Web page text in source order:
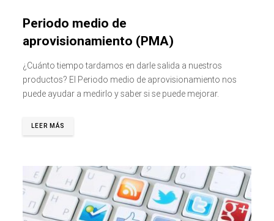
Periodo medio de
aprovisionamiento (PMA)
¿Cuánto tiempo tardamos en darle salida a nuestros
productos? El Periodo medio de aprovisionamiento nos
puede ayudar a medirlo y saber si se puede mejorar.
LEER MÁS